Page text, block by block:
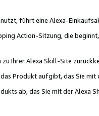
führt eine Alexa-
Action-Sitzung, die
Ihrer Alexa Skill-Site
Produkt aufgibt, das Sie mit
ab, das Sie mit der Alexa